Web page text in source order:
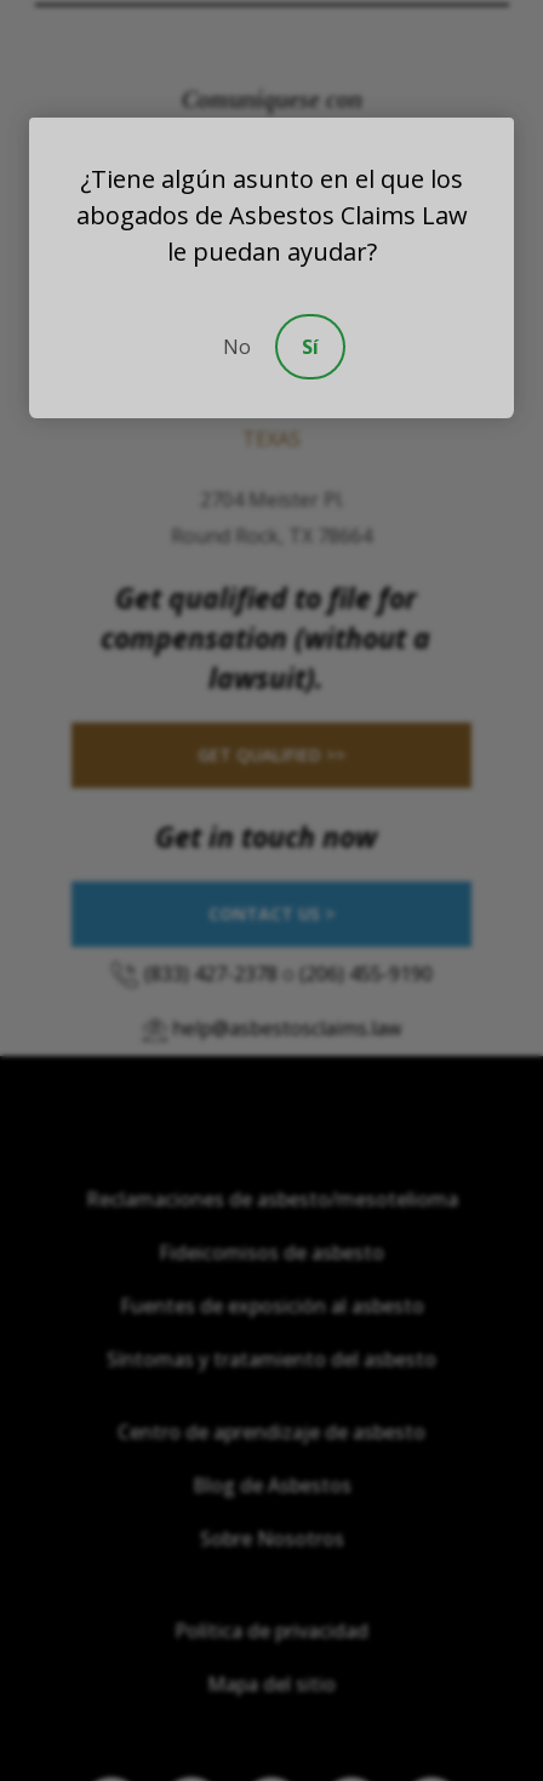
Comuníquese con
PLLC
WASHINGTON
Suite 200
Redmond, Washington 98052
TEXAS
2704 Meister Pl.
Round Rock, TX 78664
Get qualified to file for
compensation (without a
lawsuit).
GET QUALIFIED >>
Get in touch now
CONTACT US >
(833) 427-2378 (206) 455-9190
help@asbestosclaims.law
Reclamaciones de asbesto/mesotelioma
Fideicomisos de asbesto
Fuentes de exposición al asbesto
Síntomas y tratamiento del asbesto
Centro de aprendizaje de asbesto
Blog de Asbestos
Sobre Nosotros
Política de privacidad
Mapa del sitio
¿Tiene algún asunto en el que los
abogados de Asbestos Claims Law
le puedan ayudar?
No Sí